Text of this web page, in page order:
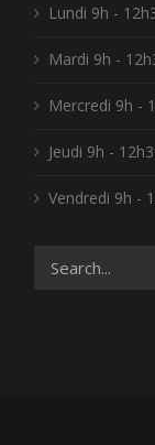
Lundi 9h -
Mardi 9h -
Mercredi 9h -
Jeudi 9h -
Vendredi 9h -